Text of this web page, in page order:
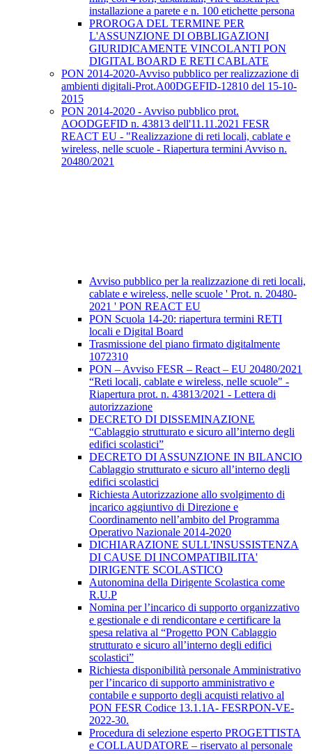
installazione a parete e n. 100 etichette persona
PROROGA DEL TERMINE PER
L'ASSUNZIONE DI OBBLIGAZIONI
GIURIDICAMENTE VINCOLANTI PON
DIGITAL BOARD E RETI CABLATE
PON 2014-2020-Avviso pubblico per realizzazione di
ambienti digitali-Prot.A00DGEFID-12810 del 15-10-
2015
PON 2014-2020 - Avviso pubblico prot.
AOODGEFID n. 43813 dell'11.11.2021 FESR
REACT EU - "Realizzazione di reti locali, cablate e
wireless, nelle scuole - Riapertura termini Avviso n.
20480/2021
Avviso pubblico per la realizzazione di reti locali,
cablate e wireless, nelle scuole ' Prot. n. 20480-
2021 ' PON REACT EU
PON Scuola 14-20: riapertura termini RETI
locali e Digital Board
Trasmissione del piano firmato digitalmente
1072310
PON – Avviso FESR – React – EU 20480/2021
“Reti locali, cablate e wireless, nelle scuole" -
Riapertura prot. n. 43813/2021 - Lettera di
autorizzazione
DECRETO DI DISSEMINAZIONE
“Cablaggio strutturato e sicuro all’interno degli
edifici scolastici”
DECRETO DI ASSUNZIONE IN BILANCIO
Cablaggio strutturato e sicuro all’interno degli
edifici scolastici
Richiesta Autorizzazione allo svolgimento di
incarico aggiuntivo di Direzione e
Coordinamento nell’ambito del Programma
Operativo Nazionale 2014-2020
DICHIARAZIONE SULL'INSUSSISTENZA
DI CAUSE DI INCOMPATIBILITA'
DIRIGENTE SCOLASTICO
Autonomina della Dirigente Scolastica come
R.U.P
Nomina per l’incarico di supporto organizzativo
e gestionale e di rendicontare e certificare la
spesa relativa al “Progetto PON Cablaggio
strutturato e sicuro all’interno degli edifici
scolastici”
Richiesta disponibilità personale Amministrativo
per l’incarico di supporto amministrativo e
contabile e supporto degli acquisti relativo al
PON FESR Codice 13.1.1A- FESRPON-VE-
2022-30.
Procedura di selezione esperto PROGETTISTA
e COLLAUDATORE – riservato al personale